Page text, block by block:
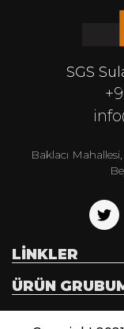
SGS
Baklacı
LİNKLER
ÜRÜN